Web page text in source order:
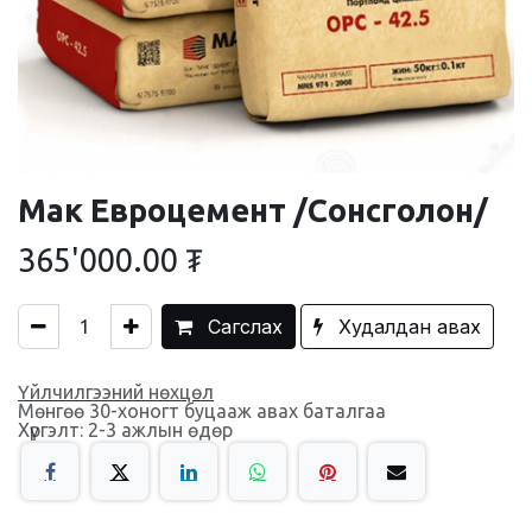
Мак Евроцемент /Сонсголон/
365'000.00 ₮
Сагслах Худалдан авах
Үйлчилгээний нөхцөл
Мөнгөө 30-хоногт буцааж авах баталгаа
Хүргэлт: 2-3 ажлын өдөр